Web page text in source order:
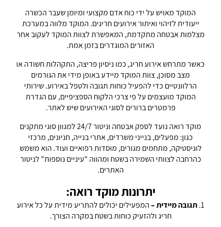
המוקד מאויש על ידי כוח אדם מקצועי ומיומן שעבר הכשרה
ייעודית לזיהוי ואיתור אירועים חריגים. המוקד מלווה במערכת
מצלמות אבטחה מתקדמת, המאפשרת לצוות המוקד לעקוב אחר
האזורים המוגדרים בזמן אמת.
כאשר מתרחש אירוע חריג, כמו ניסיון פריצה, התקהלות חשודה או
מצב מסוכן, צוות המוקד מיידע באופן מידי את הגורמים
הרלוונטיים כדי להפעיל כוחות תגובה ולטפל באירוע. שירותי
המוקד מועצמים על פי צרכי הלקוח הספציפיים, עם הגדרת
פרמטרים ברורים לסוגי האירועים שיש לאתר.
מוקד רואה נועד לספק אבטחה וניטור 24/7 למגוון סוגי מתקנים
כגון: מפעלים, בנייני משרדים, אתרי בנייה, חניונים, מרכזי
לוגיסטיקה, מתחמים מגורים, מוסדות רפואיים ועוד. הוא משמש
כהרחבה לצוותי השמירה בשטח ומהווה "עיניים נוספות" לניטור
האתרים.
יתרונות מוקד רואה:
1. תגובה מיידית –המפעילים יכולים להתריע מידית על כל אירוע
חריג ולהזעיק כוחות בשטח במקרה הצורך.